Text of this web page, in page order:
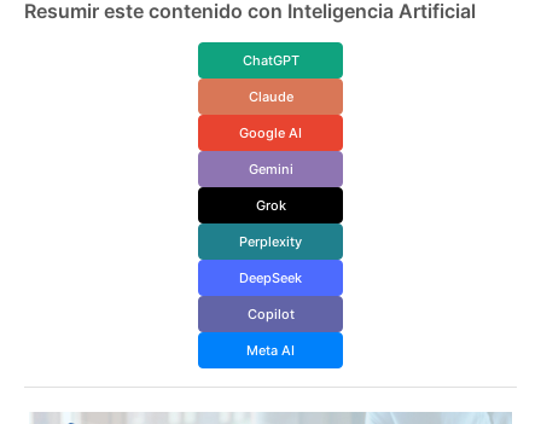
Resumir este contenido con Inteligencia Artificial
ChatGPT
Claude
Google AI
Gemini
Grok
Perplexity
DeepSeek
Copilot
Meta AI